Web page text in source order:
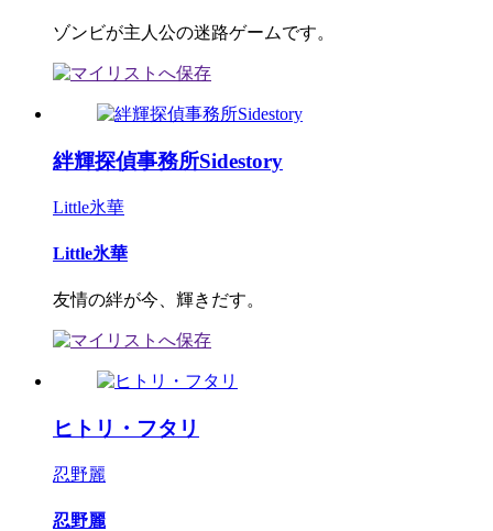
ゾンビが主人公の迷路ゲームです。
絆輝探偵事務所Sidestory
Little氷華
Little氷華
友情の絆が今、輝きだす。
ヒトリ・フタリ
忍野麗
忍野麗